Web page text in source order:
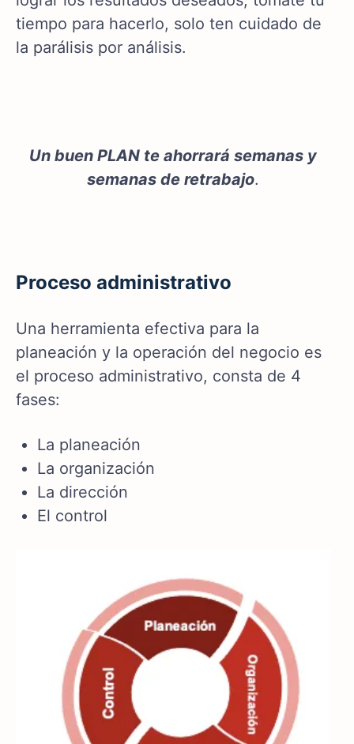
tiempo para hacerlo, solo ten cuidado de
la parálisis por análisis.
Un buen PLAN te ahorrará semanas y
semanas de retrabajo.
Proceso administrativo
Una herramienta efectiva para la
planeación y la operación del negocio es
el proceso administrativo, consta de 4
fases:
La planeación
La organización
La dirección
El control